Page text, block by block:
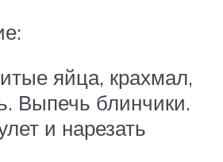
яйца, крахмал,
Выпечь блинчики.
и нарезать